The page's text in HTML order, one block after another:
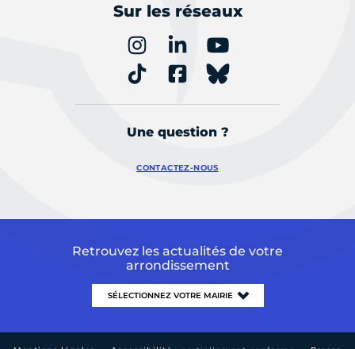
Sur les réseaux
Une question ?
CONTACTEZ-NOUS
Retrouvez les actualités de votre
arrondissement